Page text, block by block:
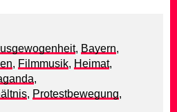
, Bayern,
, Filmmusik, Heimat,
,
, Protestbewegung,